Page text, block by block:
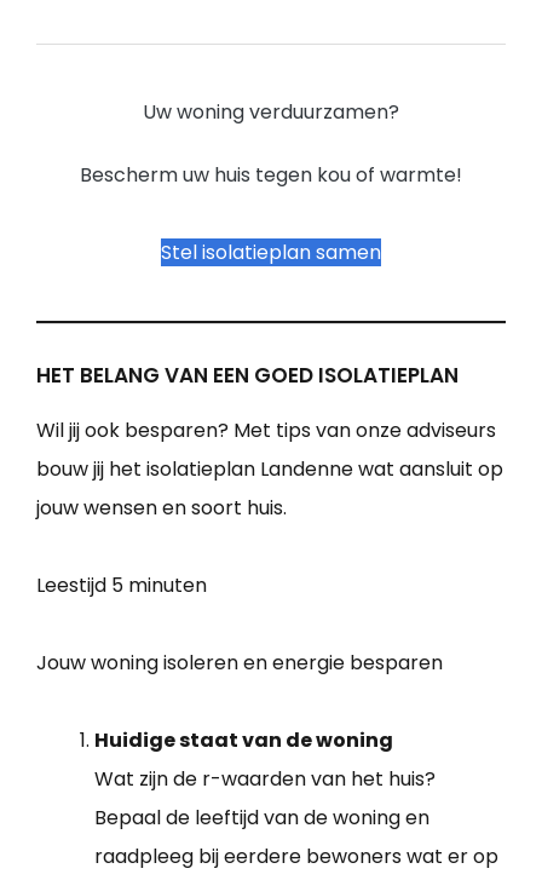
Uw woning verduurzamen?
Bescherm uw huis tegen kou of warmte!
Stel isolatieplan samen
HET BELANG VAN EEN GOED ISOLATIEPLAN
Wil jij ook besparen? Met tips van onze adviseurs
bouw jij het isolatieplan Landenne wat aansluit op
jouw wensen en soort huis.
Leestijd 5 minuten
Jouw woning isoleren en energie besparen
Huidige staat van de woning
Wat zijn de r-waarden van het huis?
Bepaal de leeftijd van de woning en
raadpleeg bij eerdere bewoners wat er op